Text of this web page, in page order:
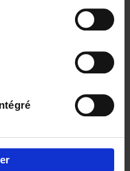
= Building